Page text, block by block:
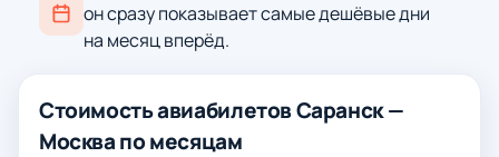
он сразу показывает самые дешёвые дни
на месяц вперёд.
Стоимость авиабилетов Саранск —
Москва по месяцам